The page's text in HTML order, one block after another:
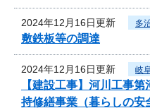
2024年12月16日更新 多
敷鉄板等の調達
2024年12月16日更新 岐
【建設工事】河川工事
持修繕事業（暮らしの安